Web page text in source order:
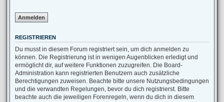
REGISTRIEREN
Du musst in diesem Forum registriert sein, um dich anmelden zu
können. Die Registrierung ist in wenigen Augenblicken erledigt und
ermöglicht dir, auf weitere Funktionen zuzugreifen. Die Board-
Administration kann registrierten Benutzern auch zusätzliche
Berechtigungen zuweisen. Beachte bitte unsere Nutzungsbedingungen
und die verwandten Regelungen, bevor du dich registrierst. Bitte
beachte auch die jeweiligen Forenregeln, wenn du dich in diesem